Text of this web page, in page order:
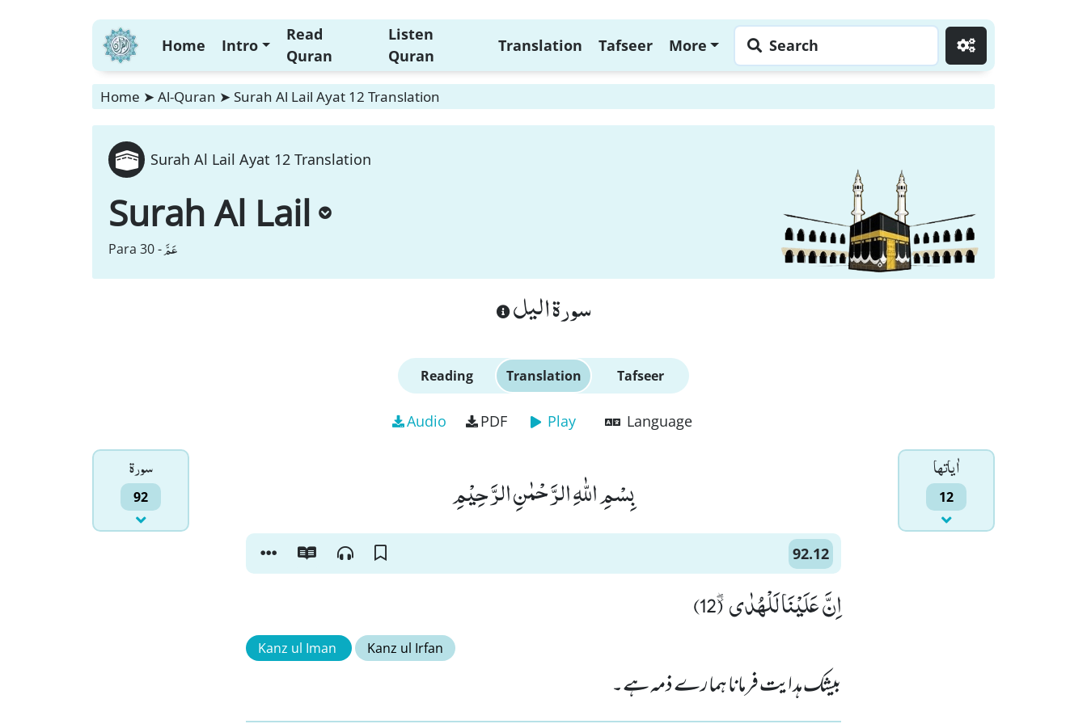
Home Intro
Read
Quran
Listen
Quran
Translation Tafseer More Search
Home ➤ Al-Quran ➤ Surah Al Lail Ayat 12 Translation
Surah Al Lail Ayat 12 Translation
Surah Al Lail
Para 30 -عَمَّ
سورة اليل
Reading Translation Tafseer
Audio PDF Play Language
سورۃ
92
اٰياتها
12 بِسْمِ اللّٰهِ الرَّحْمٰنِ الرَّحِیْمِ
92.12
اِنَّ عَلَیْنَا لَلْهُدٰى٘ ۖ (12)
Kanz ul Iman Kanz ul Irfan
بیشک ہدایت فرمانا ہمارے ذمہ ہے۔